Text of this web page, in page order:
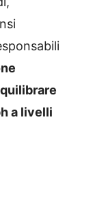
a livelli